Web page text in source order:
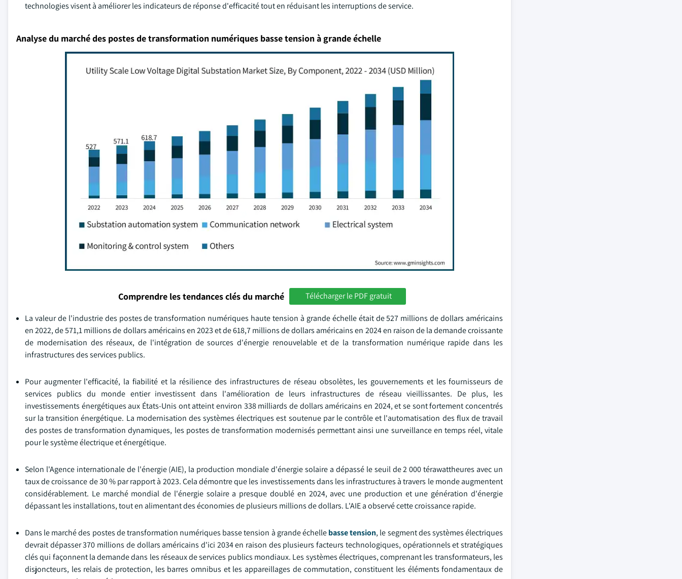
technologies visent à améliorer les indicateurs de réponse d'efficacité tout en réduisant les interruptions de service.
Analyse du marché des postes de transformation numériques basse tension à grande échelle
Comprendre les tendances clés du marché Télécharger le PDF gratuit
La valeur de l'industrie des postes de transformation numériques haute tension à grande échelle était de 527 millions de dollars américains
en 2022, de 571,1 millions de dollars américains en 2023 et de 618,7 millions de dollars américains en 2024 en raison de la demande croissante
de modernisation des réseaux, de l'intégration de sources d'énergie renouvelable et de la transformation numérique rapide dans les
infrastructures des services publics.
Pour augmenter l'efficacité, la fiabilité et la résilience des infrastructures de réseau obsolètes, les gouvernements et les fournisseurs de
services publics du monde entier investissent dans l'amélioration de leurs infrastructures de réseau vieillissantes. De plus, les
investissements énergétiques aux États-Unis ont atteint environ 338 milliards de dollars américains en 2024, et se sont fortement concentrés
sur la transition énergétique. La modernisation des systèmes électriques est soutenue par le contrôle et l'automatisation des flux de travail
des postes de transformation dynamiques, les postes de transformation modernisés permettant ainsi une surveillance en temps réel, vitale
pour le système électrique et énergétique.
Selon l'Agence internationale de l'énergie (AIE), la production mondiale d'énergie solaire a dépassé le seuil de 2 000 térawattheures avec un
taux de croissance de 30 % par rapport à 2023. Cela démontre que les investissements dans les infrastructures à travers le monde augmentent
considérablement. Le marché mondial de l'énergie solaire a presque doublé en 2024, avec une production et une génération d'énergie
dépassant les installations, tout en alimentant des économies de plusieurs millions de dollars. L'AIE a observé cette croissance rapide.
Dans le marché des postes de transformation numériques basse tension à grande échellebasse tension, le segment des systèmes électriques
devrait dépasser 370 millions de dollars américains d'ici 2034 en raison des plusieurs facteurs technologiques, opérationnels et stratégiques
clés qui façonnent la demande dans les réseaux de services publics mondiaux. Les systèmes électriques, comprenant les transformateurs, les
disjoncteurs, les relais de protection, les barres omnibus et les appareillages de commutation, constituent les éléments fondamentaux de